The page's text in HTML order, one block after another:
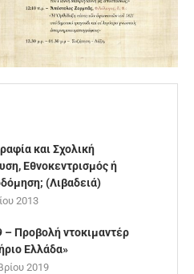
και Σχολική
Εθνοκεντρισμός ή
(Λιβαδειά)
2013
– Προβολή ντοκιμαντέρ
Ελλάδα»
2019